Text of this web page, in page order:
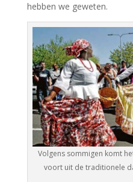
hebben we geweten.
Volgens sommigen komt
voort uit de traditionele